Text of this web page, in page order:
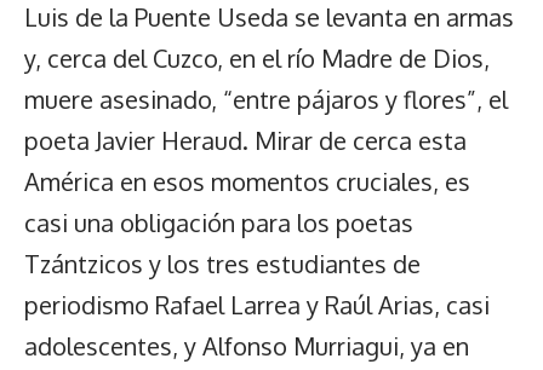
Luis de la Puente Useda se levanta en armas
y, cerca del Cuzco, en el río Madre de Dios,
muere asesinado, “entre pájaros y flores”, el
poeta Javier Heraud. Mirar de cerca esta
América en esos momentos cruciales, es
casi una obligación para los poetas
Tzántzicos y los tres estudiantes de
periodismo Rafael Larrea y Raúl Arias, casi
adolescentes, y Alfonso Murriagui, ya en